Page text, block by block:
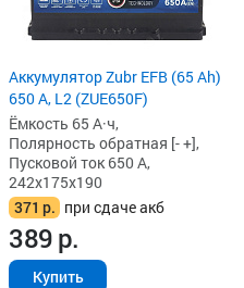
Аккумулятор Zubr EFB (65 Ah)
650 А, L2 (ZUE650F)
Ёмкость 65 А·ч,
Полярность обратная [- +],
Пусковой ток 650 А,
242x175x190
371 р. при сдаче акб
389р.
Купить